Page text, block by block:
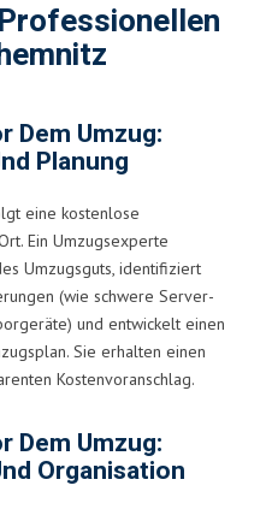
Dem Umzug:
Planung
eine kostenlose
Ein Umzugsexperte
Umzugsguts, identifiziert
(wie schwere Server-
und entwickelt einen
Sie erhalten einen
Kostenvoranschlag.
Dem Umzug:
Organisation